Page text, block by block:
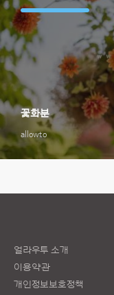
allowto
꽃화분
얼라우투 소개
이용약관
개인정보보호정책